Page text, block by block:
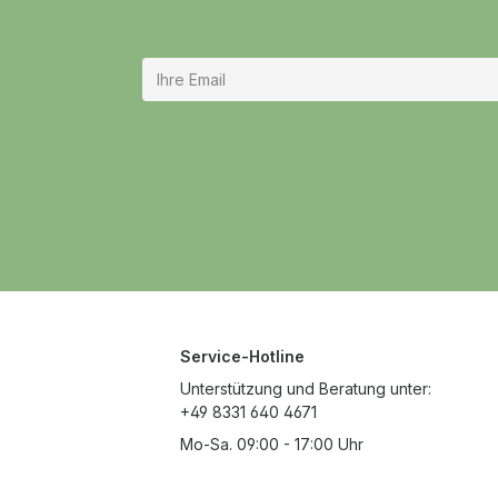
Service-Hotline
Unterstützung und Beratung unter:
+49 8331 640 4671
Mo-Sa. 09:00 - 17:00 Uhr